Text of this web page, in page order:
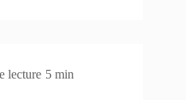
lecture 5 min